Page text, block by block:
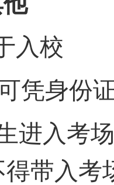
入校
凭身份
进入考
得带入考